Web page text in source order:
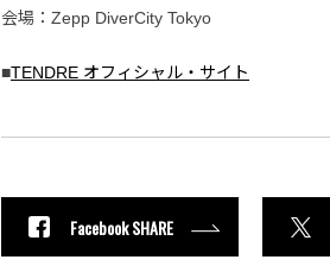
会場：Zepp DiverCity Tokyo
■TENDRE オフィシャル・サイト
Facebook SHARE